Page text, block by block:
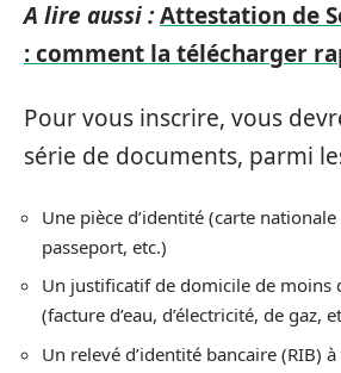
A lire aussi :Attestation de
: comment la télécharger
Pour vous inscrire, vous
série de documents, parmi
Une pièce d’identité (carte nationale
passeport, etc.)
Un justificatif de domicile de moins
(facture d’eau, d’électricité, de gaz,
Un relevé d’identité bancaire (RIB)